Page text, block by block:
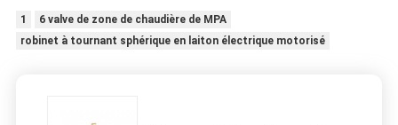
1
6 valve de zone de chaudière de MPA
robinet à tournant sphérique en laiton électrique motorisé